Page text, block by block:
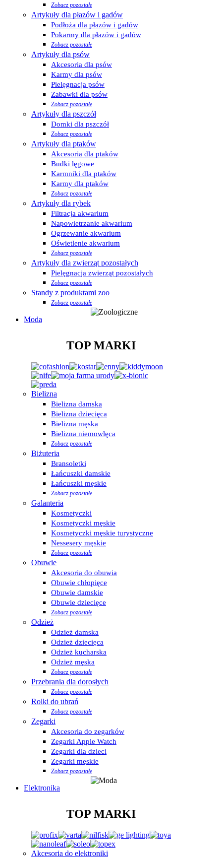
Zobacz pozostałe
Artykuły dla płazów i gadów
Podłoża dla płazów i gadów
Pokarmy dla płazów i gadów
Zobacz pozostałe
Artykuły dla psów
Akcesoria dla psów
Karmy dla psów
Pielęgnacja psów
Zabawki dla psów
Zobacz pozostałe
Artykuły dla pszczół
Domki dla pszczół
Zobacz pozostałe
Artykuły dla ptaków
Akcesoria dla ptaków
Budki lęgowe
Karmniki dla ptaków
Karmy dla ptaków
Zobacz pozostałe
Artykuły dla rybek
Filtracja akwarium
Napowietrzanie akwarium
Ogrzewanie akwarium
Oświetlenie akwarium
Zobacz pozostałe
Artykuły dla zwierząt pozostałych
Pielęgnacja zwierząt pozostałych
Zobacz pozostałe
Standy z produktami zoo
Zobacz pozostałe
Moda
TOP MARKI
Bielizna
Bielizna damska
Bielizna dziecięca
Bielizna męska
Bielizna niemowlęca
Zobacz pozostałe
Biżuteria
Bransoletki
Łańcuszki damskie
Łańcuszki męskie
Zobacz pozostałe
Galanteria
Kosmetyczki
Kosmetyczki męskie
Kosmetyczki męskie turystyczne
Nessesery męskie
Zobacz pozostałe
Obuwie
Akcesoria do obuwia
Obuwie chłopięce
Obuwie damskie
Obuwie dziecięce
Zobacz pozostałe
Odzież
Odzież damska
Odzież dziecięca
Odzież kucharska
Odzież męska
Zobacz pozostałe
Przebrania dla dorosłych
Zobacz pozostałe
Rolki do ubrań
Zobacz pozostałe
Zegarki
Akcesoria do zegarków
Zegarki Apple Watch
Zegarki dla dzieci
Zegarki męskie
Zobacz pozostałe
Elektronika
TOP MARKI
Akcesoria do elektroniki